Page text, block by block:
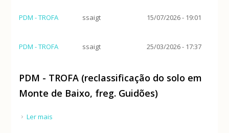
PDM - TROFA ssaigt 15/07/2026 - 19:01
PDM - TROFA ssaigt 25/03/2026 - 17:37
PDM - TROFA (reclassificação do solo em
Monte de Baixo, freg. Guidões)
Ler mais